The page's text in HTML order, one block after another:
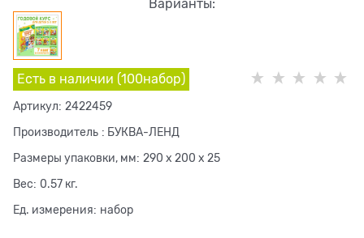
Варианты:
Есть в наличии (100набор)
Артикул: 2422459
Производитель : БУКВА-ЛЕНД
Размеры упаковки, мм: 290 x 200 x 25
Вес: 0.57 кг.
Ед. измерения: набор